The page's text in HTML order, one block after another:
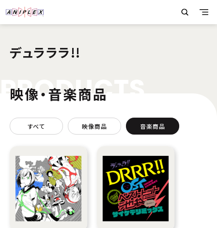
デュラララ!!
PRODUC
映像・音楽商品
すべて 映像商品 音楽商品